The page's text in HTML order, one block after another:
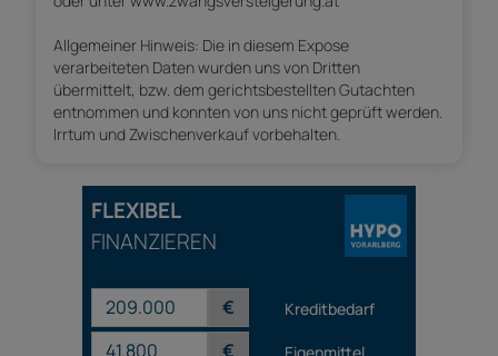
Allgemeiner Hinweis: Die in diesem Expose
verarbeiteten Daten wurden uns von Dritten
übermittelt, bzw. dem gerichtsbestellten Gutachten
entnommen und konnten von uns nicht geprüft werden.
Irrtum und Zwischenverkauf vorbehalten.
FLEXIBEL
FINANZIEREN
€ Kreditbedarf
€